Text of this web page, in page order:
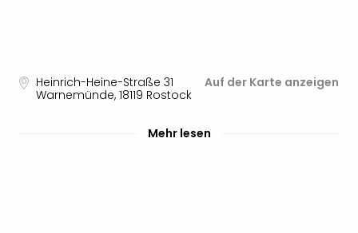
Heinrich-Heine-Straße 31
Warnemünde, 18119 Rostock
Auf der Karte anzeigen
Mehr lesen